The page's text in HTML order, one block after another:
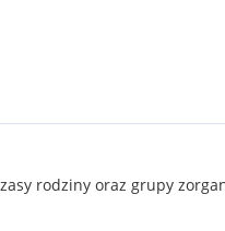
rodziny oraz grupy